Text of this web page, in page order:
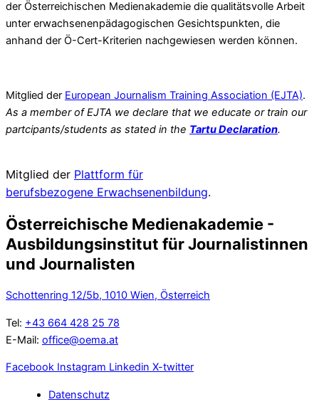
der Österreichischen Medienakademie die qualitätsvolle Arbeit
unter erwachsenenpädagogischen Gesichtspunkten, die
anhand der Ö-Cert-Kriterien nachgewiesen werden können.
Mitglied der European Journalism Training Association (EJTA).
As a member of EJTA we declare that we educate or train our
partcipants/students as stated in the Tartu Declaration.
Mitglied der Plattform für
berufsbezogene Erwachsenenbildung.
Österreichische Medienakademie -
Ausbildungsinstitut für Journalistinnen
und Journalisten
Schottenring 12/5b, 1010 Wien, Österreich
Tel: +43 664 428 25 78
E-Mail: office@oema.at
Facebook Instagram Linkedin X-twitter
Datenschutz